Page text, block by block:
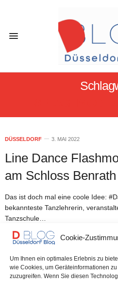
Cookie-
Um Ihnen ein optimales Erlebnis zu
wie Cookies, um Geräteinformationen
zuzugreifen. Wenn Sie diesen
DÜSSELDORF 3. MAI 2022
Line Dance
am Schloss Benrath
Das ist doch mal eine coole Idee:
bekannteste Tanzlehrerin,
Tanzschule…
0 SHARES